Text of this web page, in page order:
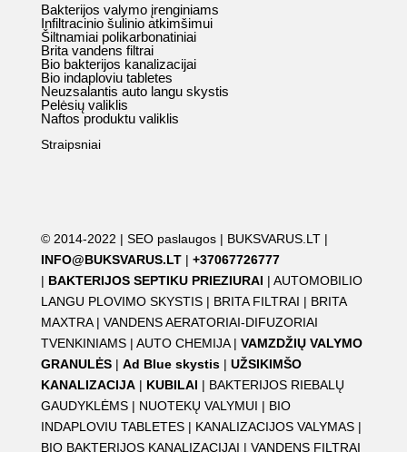
Bakterijos valymo įrenginiams
Infiltracinio šulinio atkimšimui
Šiltnamiai polikarbonatiniai
Brita vandens filtrai
Bio bakterijos kanalizacijai
Bio indaploviu tabletes
Neuzsalantis auto langu skystis
Pelėsių valiklis
Naftos produktu valiklis
Straipsniai
© 2014-2022 | SEO paslaugos| BUKSVARUS.LT|
INFO@BUKSVARUS.LT| +37067726777
| BAKTERIJOS SEPTIKU PRIEZIURAI | AUTOMOBILIO
LANGU PLOVIMO SKYSTIS| BRITA FILTRAI | BRITA
MAXTRA| VANDENS AERATORIAI-DIFUZORIAI
TVENKINIAMS| AUTO CHEMIJA | VAMZDŽIŲ VALYMO
GRANULĖS| Ad Blue skystis| UŽSIKIMŠO
KANALIZACIJA| KUBILAI | BAKTERIJOS RIEBALŲ
GAUDYKLĖMS| NUOTEKŲ VALYMUI | BIO
INDAPLOVIU TABLETES| KANALIZACIJOS VALYMAS|
BIO BAKTERIJOS KANALIZACIJAI | VANDENS FILTRAI